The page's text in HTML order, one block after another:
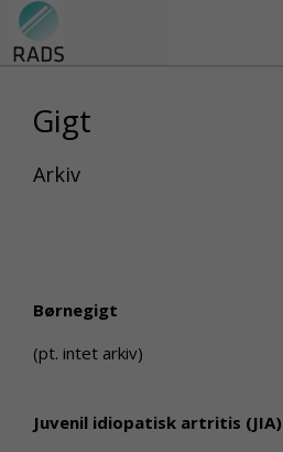
Gå
indhold
Gigt
Arkiv
Børnegigt
(pt. intet arkiv)
Juvenil idiopatisk artritis (JIA)